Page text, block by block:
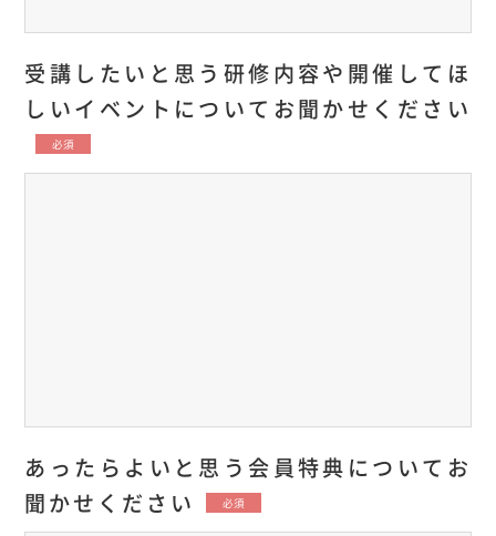
受講したいと思う研修内容や開催してほ
しいイベントについてお聞かせください
必須
あったらよいと思う会員特典についてお
聞かせください
必須